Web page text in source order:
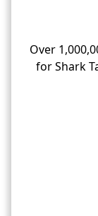
Over
for Shark